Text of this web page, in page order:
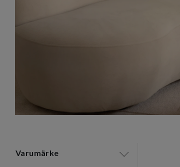
Varumärke